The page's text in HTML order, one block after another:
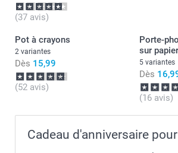
(37 avis)
Pot à crayons
2 variantes
Dès 15,99
(52 avis)
Porte-
sur
5 variantes
Dès
(16 avis)
Cadeau d'anniversaire